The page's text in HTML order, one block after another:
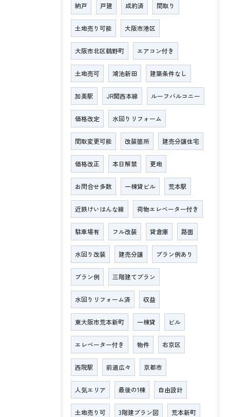
納戸 戸建 成約済 間取り
土地売り可能 大阪市港区
大阪市北区鶴野町 エアコン付き
土地売可 鴻池新田 建築条件なし
加美駅 JR関西本線 ルーフバルコニー
価格改定 水回りリフォーム
間取変更可能 改装箇所 建売分譲住宅
価格改正 本日解禁 更地
お問合せ多数 一棟貸ビル 荒本駅
近鉄けいはんな線 荷物エレベーター付き
駐車場有 フル改装 貸倉庫 路面
水回り改装 建売分譲 プラン例あり
プラン例 三階建てプラン
水回りリフォーム済 収益
東大阪市荒本新町 一棟貸 ビル
エレベーター付き 物件 右京区
西院駅 前道広々 京都市
人気エリア 最後の1棟 自由設計
土地売り可 3階建プラン図 荒本新町